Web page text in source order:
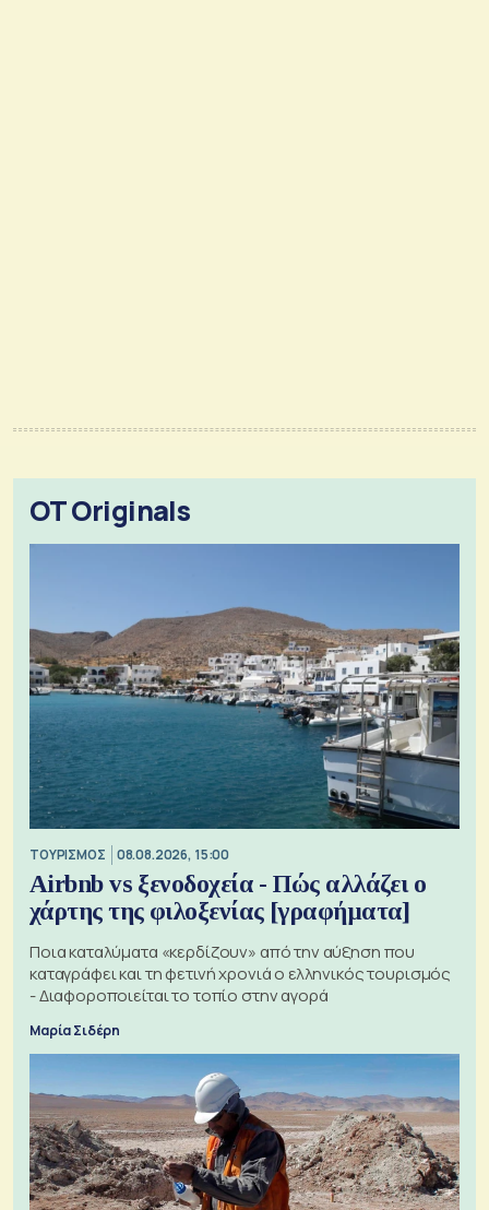
OT Originals
ΤΟΥΡΙΣΜΟΣ 08.08.2026, 15:00
Airbnb vs ξενοδοχεία - Πώς αλλάζει ο
χάρτης της φιλοξενίας [γραφήματα]
Ποια καταλύματα «κερδίζουν» από την αύξηση που
καταγράφει και τη φετινή χρονιά ο ελληνικός τουρισμός
- Διαφοροποιείται το τοπίο στην αγορά
Μαρία Σιδέρη